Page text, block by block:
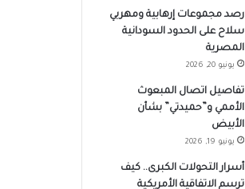
رصد مجموعات إرهابية ومهربي
سلاح على الحدود السودانية
المصرية
يونيو 20, 2026
تفاصيل اتصال المبعوث
الأممي و”حميدتي” بشأن
الأبيض
يونيو 19, 2026
أسرار التحولات الكبرى.. كيف
ترسم الاتفاقية الأمريكية